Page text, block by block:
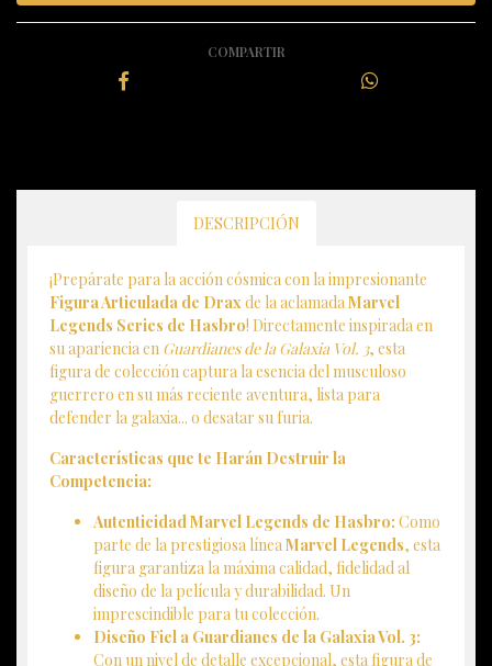
COMPARTIR
DESCRIPCIÓN
¡Prepárate para la acción cósmica con la impresionante
Figura Articulada de Draxde la aclamadaMarvel
Legends Series de Hasbro! Directamente inspirada en
su apariencia en Guardianes de la Galaxia Vol. 3, esta
figura de colección captura la esencia del musculoso
guerrero en su más reciente aventura, lista para
defender la galaxia... o desatar su furia.
Características que te Harán Destruir la
Competencia:
Autenticidad Marvel Legends de Hasbro: Como
parte de la prestigiosa líneaMarvel Legends, esta
figura garantiza la máxima calidad, fidelidad al
diseño de la película y durabilidad. Un
imprescindible para tu colección.
Diseño Fiel a Guardianes de la Galaxia Vol. 3:
Con un nivel de detalle excepcional, esta figura de